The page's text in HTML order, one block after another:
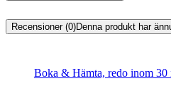
Recensioner (0)Denna produkt har
Boka & Hämta, redo inom 30